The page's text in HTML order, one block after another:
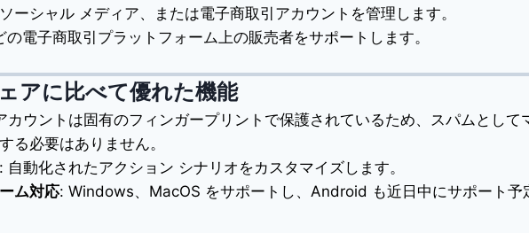
ーシャル メディア、または電子商取引アカウントを管理します。
電子商取引プラットフォーム上の販売者をサポートします。
アに比べて優れた機能
カウントは固有のフィンガープリントで保護されているため、スパムとして
る必要はありません。
自動化されたアクション シナリオをカスタマイズします。
ム対応: Windows、MacOS をサポートし、Android も近日中にサポート予